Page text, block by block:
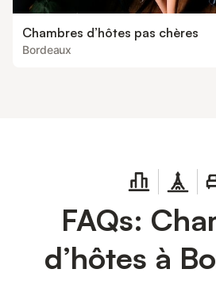
Chambres d’hôtes pas chères
Bordeaux
FAQs:
d’hôtes à